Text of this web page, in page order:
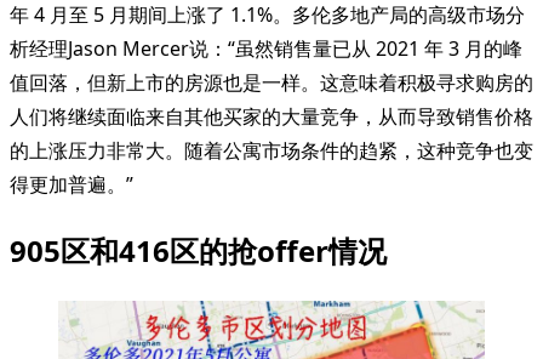
年 4 月至 5 月期间上涨了 1.1%。多伦多地产局的高级市场分
析经理Jason Mercer说：“虽然销售量已从 2021 年 3 月的峰
值回落，但新上市的房源也是一样。这意味着积极寻求购房的
人们将继续面临来自其他买家的大量竞争，从而导致销售价格
的上涨压力非常大。随着公寓市场条件的趋紧，这种竞争也变
得更加普遍。”
905区和416区的抢offer情况